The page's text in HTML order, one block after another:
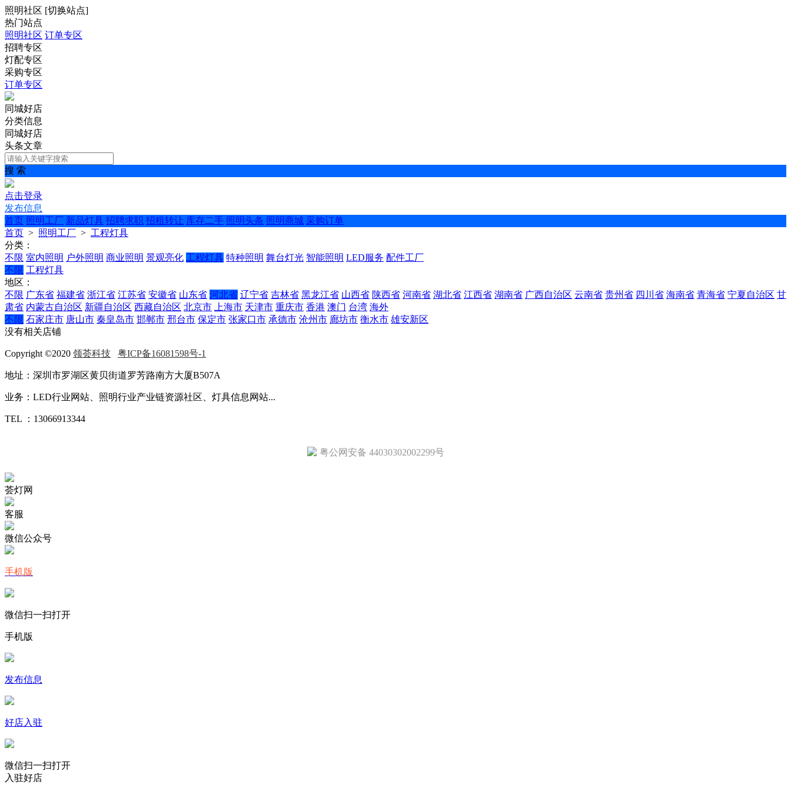
照明社区 [切换站点]
热门站点
照明社区 订单专区
招聘专区
灯配专区
采购专区
订单专区
同城好店
分类信息
同城好店
头条文章
搜 索
点击登录
发布信息
首页 照明工厂 新品灯具 招聘求职 招租转让 库存二手 照明头条 照明商城 采购订单
首页 > 照明工厂 > 工程灯具
分类：
不限 室内照明 户外照明 商业照明 景观亮化 工程灯具 特种照明 舞台灯光 智能照明 LED服务 配件工厂
不限 工程灯具
地区：
不限 广东省 福建省 浙江省 江苏省 安徽省 山东省 河北省 辽宁省 吉林省 黑龙江省 山西省 陕西省 河南省 湖北省 江西省 湖南省 广西自治区 云南省 贵州省 四川省 海南省 青海省 宁夏自治区 甘
肃省 内蒙古自治区 新疆自治区 西藏自治区 北京市 上海市 天津市 重庆市 香港 澳门 台湾 海外
不限 石家庄市 唐山市 秦皇岛市 邯郸市 邢台市 保定市 张家口市 承德市 沧州市 廊坊市 衡水市 雄安新区
没有相关店铺
Copyright ©2020 领荟科技 粤ICP备16081598号-1
地址：深圳市罗湖区黄贝街道罗芳路南方大厦B507A
业务：LED行业网站、照明行业产业链资源社区、灯具信息网站...
TEL ：13066913344
粤公网安备 44030302002299号
荟灯网
客服
微信公众号
手机版
微信扫一扫打开
手机版
发布信息
好店入驻
微信扫一扫打开
入驻好店